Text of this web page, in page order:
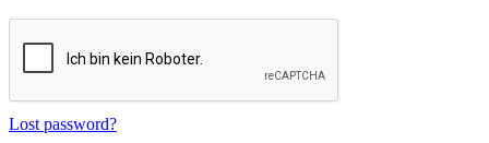
Lost password?